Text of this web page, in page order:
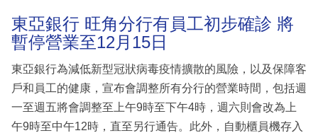
東亞銀行 旺角分行有員工初步確診 將
暫停營業至12月15日
東亞銀行為減低新型冠狀病毒疫情擴散的風險，以及保障客
戶和員工的健康，宣布會調整所有分行的營業時間，包括週
一至週五將會調整至上午9時至下午4時，週六則會改為上
午9時至中午12時，直至另行通告。此外，自動櫃員機存入